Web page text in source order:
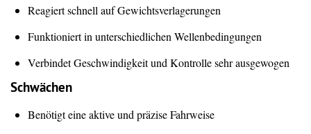
Reagiert schnell auf Gewichtsverlagerungen
Funktioniert in unterschiedlichen Wellenbedingungen
Verbindet Geschwindigkeit und Kontrolle sehr ausgewogen
Schwächen
Benötigt eine aktive und präzise Fahrweise